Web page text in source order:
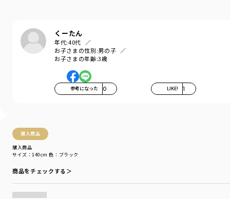
くーたん
年代:40代
お子さまの性別:男の子
お子さまの年齢:3歳
参考になった 0 LIKE! 1
購入商品
購入商品
サイズ：140cm 色：ブラック
商品をチェックする＞
-----
ポケット：あり
ウエストゴム調整：可
着用イメージ/カラー：ブラック
モデル：身長107.6cm 体重17kg
サイズ：サイズ110
カテゴリ
性別タイプ
／BOY